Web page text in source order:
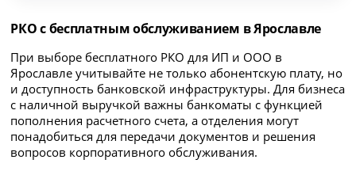
РКО с бесплатным обслуживанием в Ярославле
При выборе бесплатного РКО для ИП и ООО в
Ярославле учитывайте не только абонентскую плату, но
и доступность банковской инфраструктуры. Для бизнеса
с наличной выручкой важны банкоматы с функцией
пополнения расчетного счета, а отделения могут
понадобиться для передачи документов и решения
вопросов корпоративного обслуживания.